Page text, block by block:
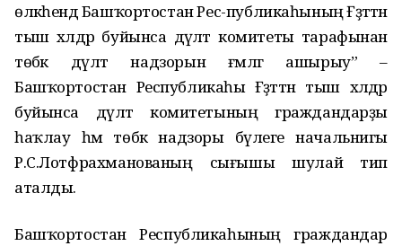
өлкәһендә Башҡортостан Рес-публикаһының Ғәҙәттән
тыш хәлдәр буйынса дәүләт комитеты тарафынан
төбәк дәүләт надзорын ғәмәлгә ашырыу” –
Башҡортостан Республикаһы Ғәҙәттән тыш хәлдәр
буйынса дәүләт комитетының граждандарҙы
һаҡлау һәм төбәк надзоры бүлеге начальнигы
Р.С.Лотфрахманованың сығышы шулай тип
аталды.
Башҡортостан Республикаһының граждандар